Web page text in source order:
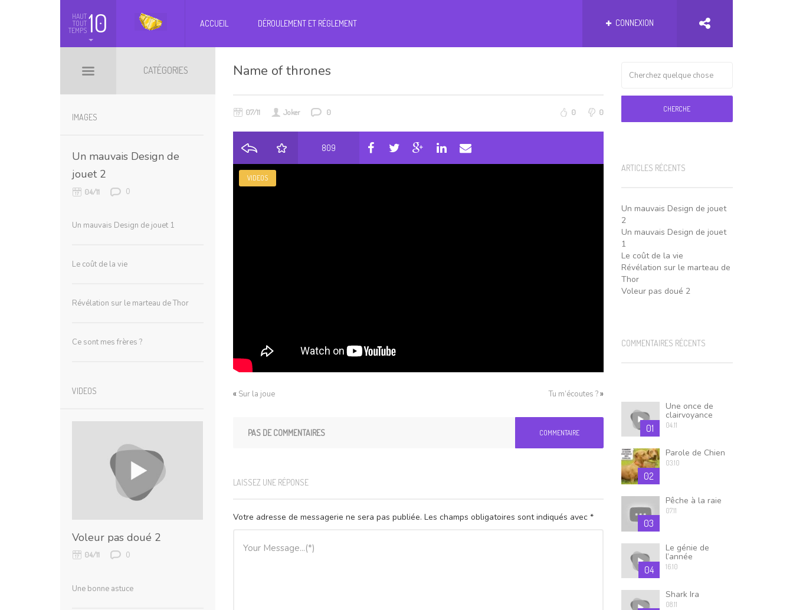
HAUT
TOUT
TEMPS 10 ACCUEIL DÉROULEMENT ET RÉGLEMENT CONNEXION
Name of thrones
07/11 Joker 0 0 0
809
VIDEOS
« Sur la joue Tu m’écoutes ?»
COMMENTAIRE
PAS DE COMMENTAIRES
LAISSEZ UNE RÉPONSE
Votre adresse de messagerie ne sera pas publiée. Les champs obligatoires sont indiqués avec *
CHERCHE
ARTICLES RÉCENTS
Un mauvais Design de jouet
2
Un mauvais Design de jouet
1
Le coût de la vie
Révélation sur le marteau de
Thor
Voleur pas doué 2
COMMENTAIRES RÉCENTS
01
Une once de
clairvoyance
04.11
02
Parole de Chien
03.10
03
Pêche à la raie
07.11
04
Le génie de
l’année
16.10
Shark Ira
08.11
BILLETS HOT
CATÉGORIES
IMAGES
Un mauvais Design de
jouet 2
04/11 0
Un mauvais Design de jouet 1
Le coût de la vie
Révélation sur le marteau de Thor
Ce sont mes frères ?
VIDEOS
Voleur pas doué 2
04/11 0
Une bonne astuce